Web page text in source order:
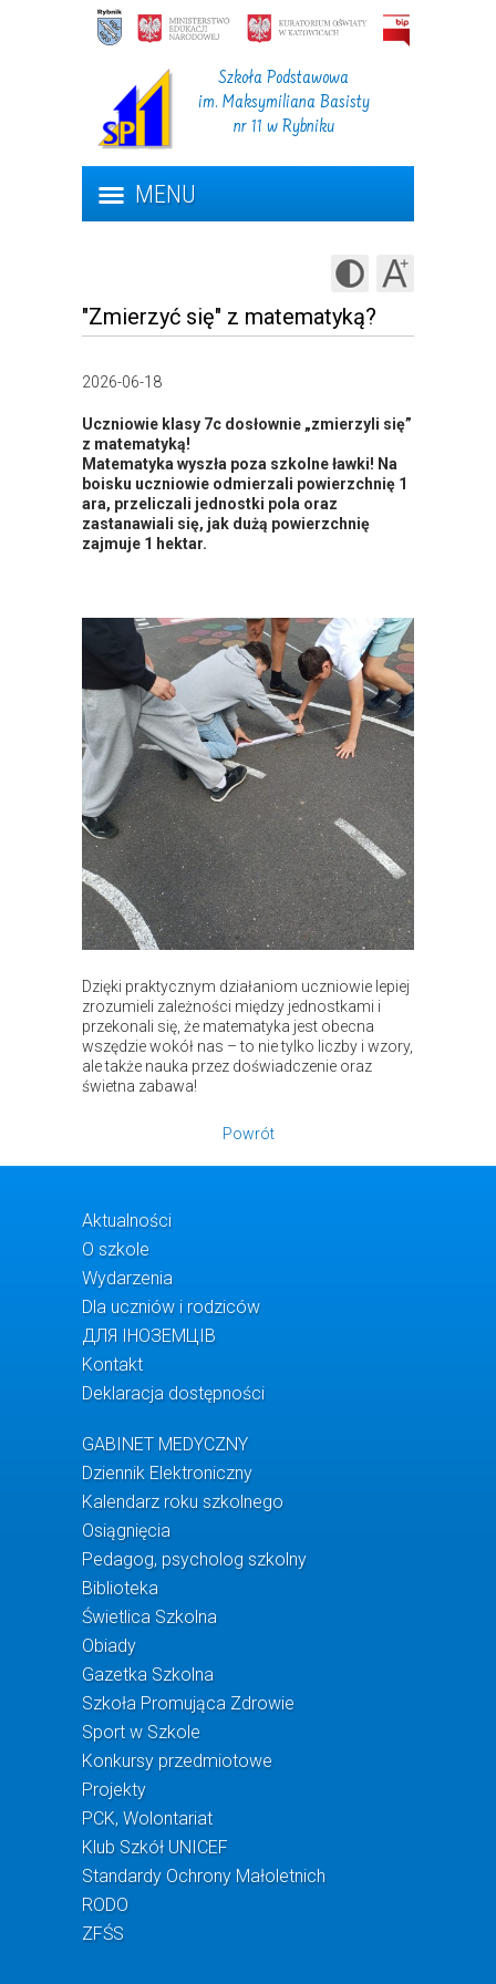
Szkoła Podstawowa
im. Maksymiliana Basisty
nr 11 w Rybniku
MENU
"Zmierzyć się" z matematyką?
2026-06-18
Uczniowie klasy 7c dosłownie „zmierzyli się”
z matematyką!
Matematyka wyszła poza szkolne ławki! Na
boisku uczniowie odmierzali powierzchnię 1
ara, przeliczali jednostki pola oraz
zastanawiali się, jak dużą powierzchnię
zajmuje 1 hektar.
Dzięki praktycznym działaniom uczniowie lepiej
zrozumieli zależności między jednostkami i
przekonali się, że matematyka jest obecna
wszędzie wokół nas – to nie tylko liczby i wzory,
ale także nauka przez doświadczenie oraz
świetna zabawa!
Powrót
Aktualności
O szkole
Wydarzenia
Dla uczniów i rodziców
ДЛЯ ІНОЗЕМЦІВ
Kontakt
Deklaracja dostępności
GABINET MEDYCZNY
Dziennik Elektroniczny
Kalendarz roku szkolnego
Osiągnięcia
Pedagog, psycholog szkolny
Biblioteka
Świetlica Szkolna
Obiady
Gazetka Szkolna
Szkoła Promująca Zdrowie
Sport w Szkole
Konkursy przedmiotowe
Projekty
PCK, Wolontariat
Klub Szkół UNICEF
Standardy Ochrony Małoletnich
RODO
ZFŚS